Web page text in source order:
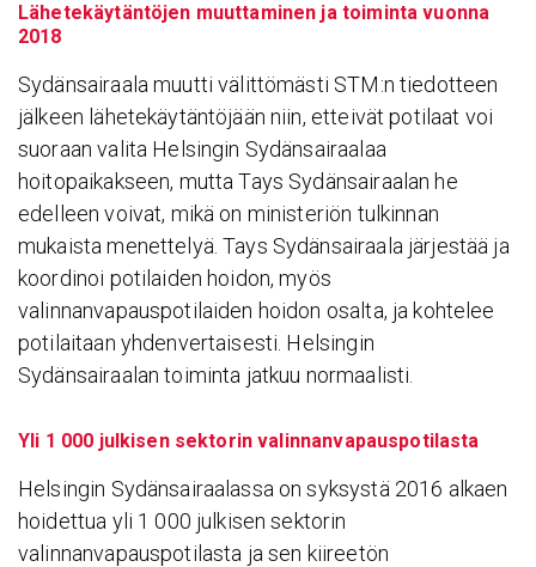
Lähetekäytäntöjen muuttaminen ja toiminta vuonna
2018
Sydänsairaala muutti välittömästi STM:n tiedotteen
jälkeen lähetekäytäntöjään niin, etteivät potilaat voi
suoraan valita Helsingin Sydänsairaalaa
hoitopaikakseen, mutta Tays Sydänsairaalan he
edelleen voivat, mikä on ministeriön tulkinnan
mukaista menettelyä. Tays Sydänsairaala järjestää ja
koordinoi potilaiden hoidon, myös
valinnanvapauspotilaiden hoidon osalta, ja kohtelee
potilaitaan yhdenvertaisesti. Helsingin
Sydänsairaalan toiminta jatkuu normaalisti.
Yli 1 000 julkisen sektorin valinnanvapauspotilasta
Helsingin Sydänsairaalassa on syksystä 2016 alkaen
hoidettua yli 1 000 julkisen sektorin
valinnanvapauspotilasta ja sen kiireetön